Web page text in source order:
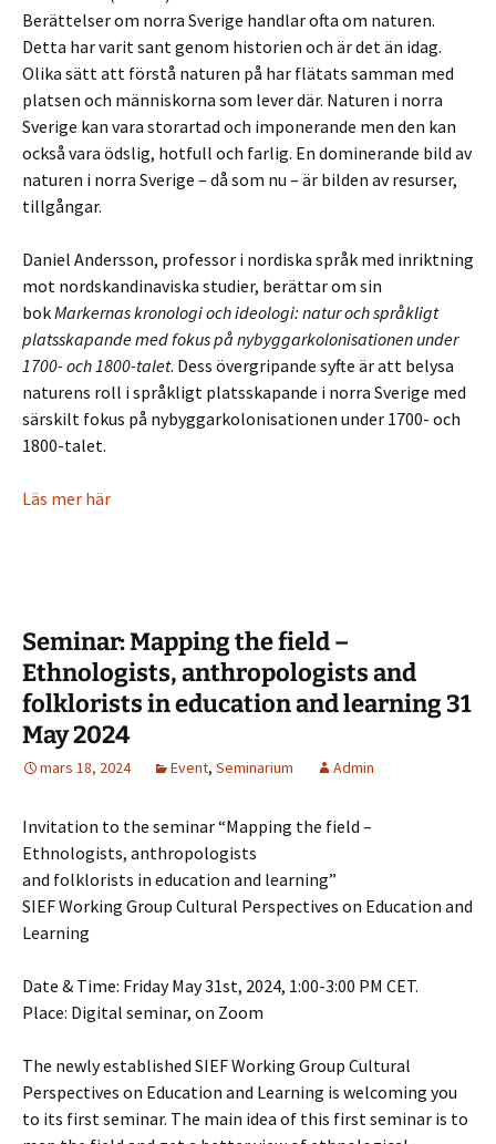
Berättelser om norra Sverige handlar ofta om naturen.
Detta har varit sant genom historien och är det än idag.
Olika sätt att förstå naturen på har flätats samman med
platsen och människorna som lever där. Naturen i norra
Sverige kan vara storartad och imponerande men den kan
också vara ödslig, hotfull och farlig. En dominerande bild av
naturen i norra Sverige – då som nu – är bilden av resurser,
tillgångar.
Daniel Andersson, professor i nordiska språk med inriktning
mot nordskandinaviska studier, berättar om sin
bokMarkernas kronologi och ideologi: natur och språkligt
platsskapande med fokus på nybyggarkolonisationen under
1700- och 1800-talet. Dess övergripande syfte är att belysa
naturens roll i språkligt platsskapande i norra Sverige med
särskilt fokus på nybyggarkolonisationen under 1700- och
1800-talet.
Läs mer här
Seminar: Mapping the field –
Ethnologists, anthropologists and
folklorists in education and learning 31
May 2024
mars 18, 2024 Event, Seminarium Admin
Invitation to the seminar “Mapping the field –
Ethnologists, anthropologists
and folklorists in education and learning”
SIEF Working Group Cultural Perspectives on Education and
Learning
Date & Time: Friday May 31st, 2024, 1:00-3:00 PM CET.
Place: Digital seminar, on Zoom
The newly established SIEF Working Group Cultural
Perspectives on Education and Learning is welcoming you
to its first seminar. The main idea of this first seminar is to